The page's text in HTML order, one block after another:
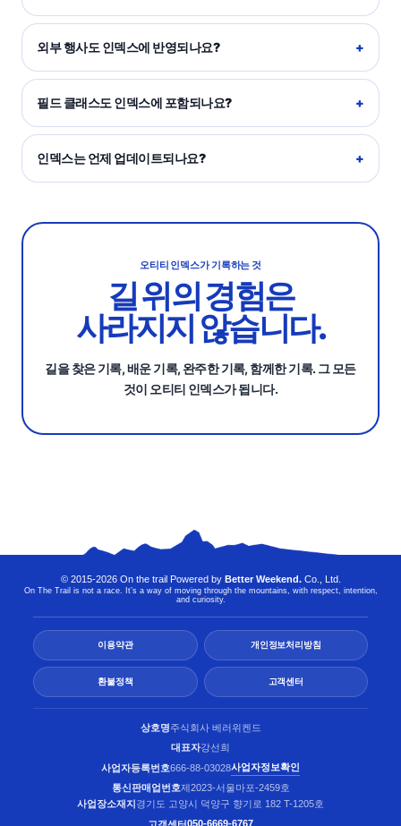
외부 행사도 인덱스에 반영되나요?
필드 클래스도 인덱스에 포함되나요?
인덱스는 언제 업데이트되나요?
오티티 인덱스가 기록하는 것
길 위의 경험은
사라지지 않습니다.
길을 찾은 기록, 배운 기록, 완주한 기록, 함께한 기록. 그 모든
것이 오티티 인덱스가 됩니다.
© 2015-2026 On the trail Powered by Better Weekend.Co., Ltd.
On The Trail is not a race. It’s a way of moving through the mountains, with respect, intention,
and curiosity.
이용약관 개인정보처리방침
환불정책 고객센터
상호명주식회사 베러위켄드
대표자강선희
사업자등록번호666-88-03028사업자정보확인
통신판매업번호제2023-서울마포-2459호
사업장소재지경기도 고양시 덕양구 향기로 182 T-1205호
고객센터050-6669-6767